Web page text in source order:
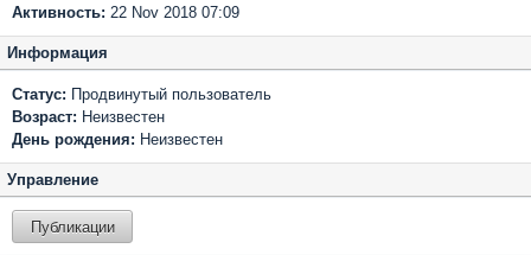
Активность: 22 Nov 2018 07:09
Информация
Статус: Продвинутый пользователь
Возраст: Неизвестен
День рождения: Неизвестен
Управление
Публикации